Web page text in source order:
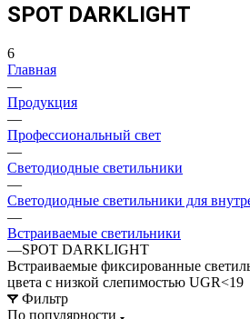
SPOT DARKLIGHT
6
Главная
—
Продукция
—
Профессиональный свет
—
Светодиодные светильники
—
Светодиодные светильники для
—
Встраиваемые светильники
—SPOT DARKLIGHT
Встраиваемые фиксированные
цвета с низкой слепимостью UGR<19
Фильтр
По популярности